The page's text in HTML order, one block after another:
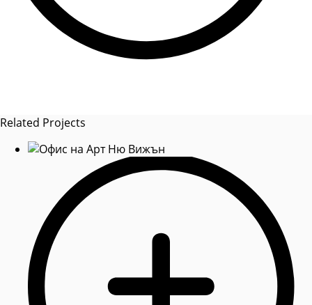
Related Projects